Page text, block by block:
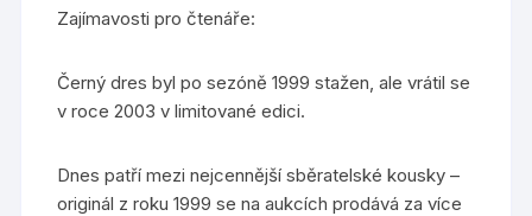
Zajímavosti pro čtenáře:
Černý dres byl po sezóně 1999 stažen, ale vrátil se
v roce 2003 v limitované edici.
Dnes patří mezi nejcennější sběratelské kousky –
originál z roku 1999 se na aukcích prodává za více